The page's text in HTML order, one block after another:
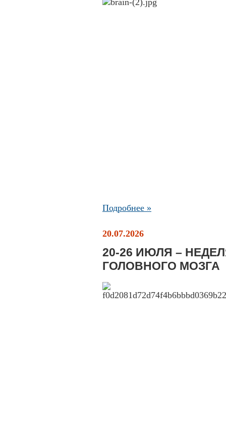
Подробнее »
20.07.2026
20-26 ИЮЛЯ –
ГОЛОВНОГО МОЗГА